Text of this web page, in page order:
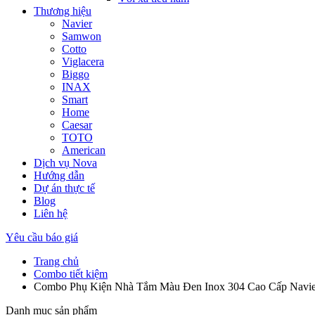
Thương hiệu
Navier
Samwon
Cotto
Viglacera
Biggo
INAX
Smart
Home
Caesar
TOTO
American
Dịch vụ Nova
Hướng dẫn
Dự án thực tế
Blog
Liên hệ
Yêu cầu báo giá
Trang chủ
Combo tiết kiệm
Combo Phụ Kiện Nhà Tắm Màu Đen Inox 304 Cao Cấp
Danh mục sản phẩm